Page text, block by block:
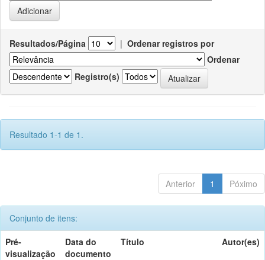
Resultados/Página | Ordenar registros por
Ordenar
Registro(s)
Resultado 1-1 de 1.
Anterior 1 Póximo
Conjunto de itens:
Pré-
visualização
Data do
documento
Título Autor(es)